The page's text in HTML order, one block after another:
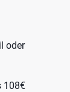
oder
108€